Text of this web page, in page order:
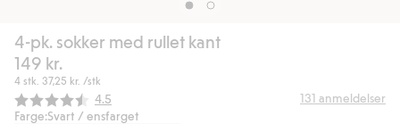
4-pk. sokker med rullet kant
149 kr.
4 stk. 37,25 kr. /stk
Gjennomsnittskarakter:
4.5 131 anmeldelser
Farge:Svart / ensfarget